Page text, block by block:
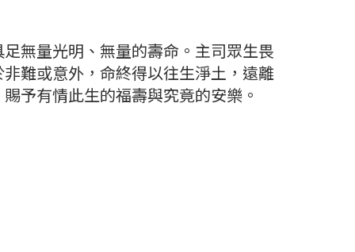
無量光明、無量的壽命。主司眾生畏
難或意外，命終得以往生淨土，遠離
予有情此生的福壽與究竟的安樂。